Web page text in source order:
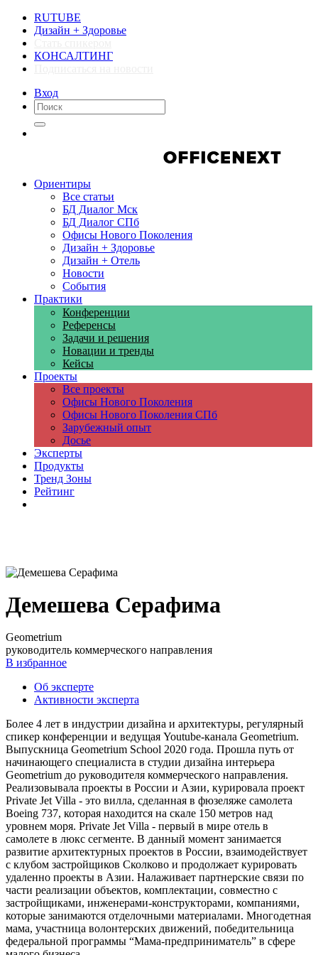
RUTUBE
Дизайн + Здоровье
КОНСАЛТИНГ
Вход
Ориентиры
Все статьи
БД Диалог Мск
БД Диалог СПб
Офисы Нового Поколения
Дизайн + Здоровье
Дизайн + Отель
Новости
События
Практики
Конференции
Референсы
Задачи и решения
Новации и тренды
Кейсы
Проекты
Все проекты
Офисы Нового Поколения
Офисы Нового Поколения СПб
Зарубежный опыт
Досье
Эксперты
Продукты
Тренд Зоны
Рейтинг
Демешева Серафима
Geometrium
руководитель коммерческого направления
В избранное
Об эксперте
Активности эксперта
Более 4 лет в индустрии дизайна и архитектуры, регулярный
спикер конференции и ведущая Youtube-канала Geometrium.
Выпускница Geometrium School 2020 года. Прошла путь от
начинающего специалиста в студии дизайна интерьера
Geometrium до руководителя коммерческого направления.
Реализовывала проекты в России и Азии, курировала проект
Private Jet Villa - это вилла, сделанная в фюзеляже самолета
Boeing 737, которая находится на скале 150 метров над
уровнем моря. Private Jet Villa - первый в мире отель в
самолете в люкс сегменте. В данный момент занимается
развитие архитектурных проектов в России, взаимодействует
с клубом застройщиков Сколково и продолжает курировать
удаленно проекты в Азии. Налаживает партнерские связи по
части реализации объектов, комплектации, совместно с
застройщиками, инженерами-конструкторами, компаниями,
которые занимаются отделочными материалами. Многодетная
мама, участница волонтерских движений, победительница
федеральной программы “Мама-предприниматель” в сфере